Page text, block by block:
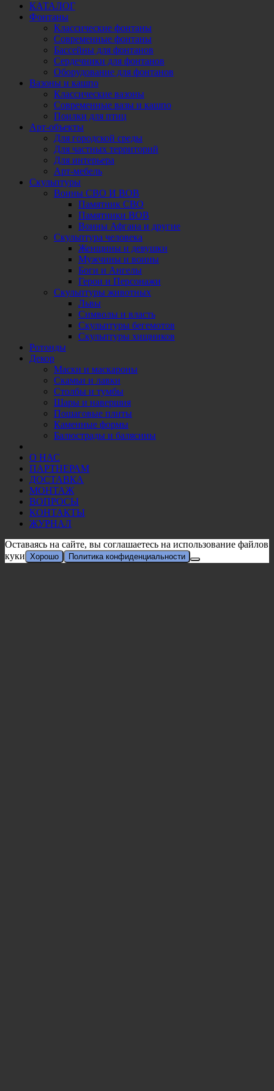
КАТАЛОГ
Фонтаны
Классические фонтаны
Современные фонтаны
Бассейны для фонтанов
Сердечники для фонтанов
Оборудование для фонтанов
Вазоны и кашпо
Классические вазоны
Современные вазы и кашпо
Поилки для птиц
Арт-объекты
Для городской среды
Для частных территорий
Для интерьера
Арт-мебель
Скульптуры
Воины СВО И ВОВ
Памятник СВО
Памятники ВОВ
Воины Афгана и другие
Скульптура человека
Женщины и девушки
Мужчины и воины
Боги и Ангелы
Герои и Персонажи
Скульптуры животных
Львы
Символы и власть
Скульптуры бегемотов
Скульптуры хищников
Ротонды
Декор
Маски и маскароны
Скамьи и лавки
Столбы и тумбы
Шары и навершия
Пошаговые плиты
Каменные формы
Балюстрады и балясины
О НАС
ПАРТНЕРАМ
ДОСТАВКА
МОНТАЖ
ВОПРОСЫ
КОНТАКТЫ
ЖУРНАЛ
Оставаясь на сайте, вы соглашаетесь на использование файлов
куки Хорошо Политика конфиденциальности